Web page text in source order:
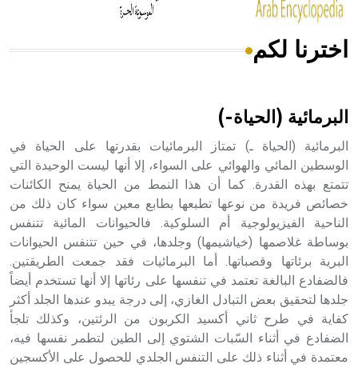
هل تعلم أن الأبسيد كلمة فرنسية اللفظ تم اعتمادها مصطلحاً
- هل تعلم أن أبجر Abgar اسم معروف جيداً يعود إلى عدد من
الملوك الذين حكموا مدينة إديسا (الرها) من أبجر الأول وحتى
التاسع، وهم ينتسبون إلى أسرة أوسروين
- هل تعلم أن الأبجدية الكنعانية تتألف من /22/ علامة كتابية
sign تكتب منفصلة غير متصلة، وتعتمد المبدأ الأكوروفوني،
حيث تقتصر القيمة الصوتية للعلامة الك
اخترنا لكم
البرمائية (الحياة-)
البرمائية (الحياة ـ) تمتاز البرمائيات بقدرتها على الحياة في
الوسطين المائي والهوائي على السواء، إلا أنها ليست الوحيدة التي
تتمتع بهذه القدرة. كما أن هذا النمط من الحياة يمنح الكائنات
خصائص فريدة من نوعها تطبعها بطابع معين سواء كان ذلك من
الناحية الفيزيولوجية أم السلوكية. فالحيوانات المائية تتنفس
بوساطة غلاصمها (خياشيمها) وجلدها، في حين تتنفس الحيوانات
البرية برئاتها وقصباتها. أما البرمائيات فقد جمعت الطريقتين.
فالضفادع البالغة تعتمد في تنفسها على رئاتها إلا أنها تستخدم أيضاً
جلدها لتحقيق بعض التبادل الغازي، إلى درجة يبدو عندها الجلد أكثر
كفاية في طرح ثاني أكسيد الكربون من الرئتين، وكذلك تلجأ
الضفادع في أثناء السّبات الشتوي إلى الطين لتطمر نفسها فيه،
معتمدة في أثناء ذلك على التنفس الجلدي للحصول على الأكسجين